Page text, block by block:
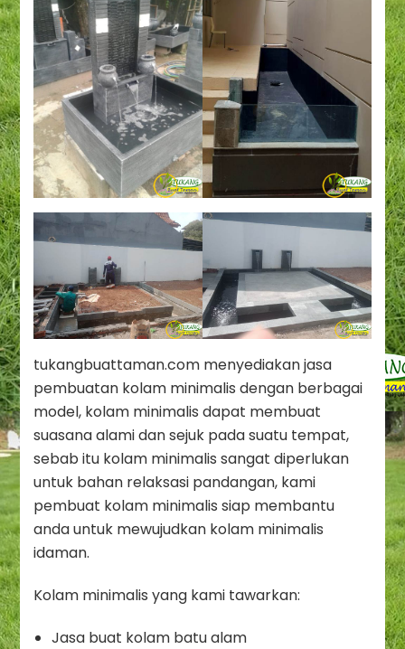
tukangbuattaman.com menyediakan jasa
pembuatan kolam minimalis dengan berbagai
model, kolam minimalis dapat membuat
suasana alami dan sejuk pada suatu tempat,
sebab itu kolam minimalis sangat diperlukan
untuk bahan relaksasi pandangan, kami
pembuat kolam minimalis siap membantu
anda untuk mewujudkan kolam minimalis
idaman.
Kolam minimalis yang kami tawarkan:
Jasa buat kolam batu alam